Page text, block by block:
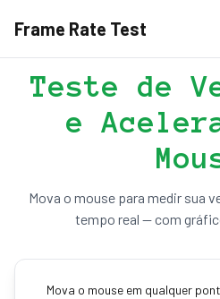
Frame Rate Test
Teste de
e
Mova o mouse para medir sua
tempo real — com
Mova o mouse em qualquer